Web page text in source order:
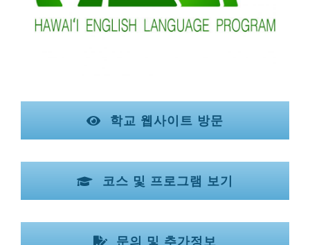
학교 웹사이트 방문
코스 및 프로그램 보기
문의 및 추가정보